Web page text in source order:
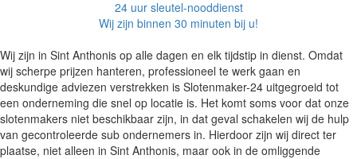
24 uur sleutel-nooddienst
Wij zijn binnen 30 minuten bij u!
Wij zijn in Sint Anthonis op alle dagen en elk tijdstip in dienst. Omdat
wij scherpe prijzen hanteren, professioneel te werk gaan en
deskundige adviezen verstrekken is Slotenmaker-24 uitgegroeid tot
een onderneming die snel op locatie is. Het komt soms voor dat onze
slotenmakers niet beschikbaar zijn, in dat geval schakelen wij de hulp
van gecontroleerde sub ondernemers in. Hierdoor zijn wij direct ter
plaatse, niet alleen in Sint Anthonis, maar ook in de omliggende